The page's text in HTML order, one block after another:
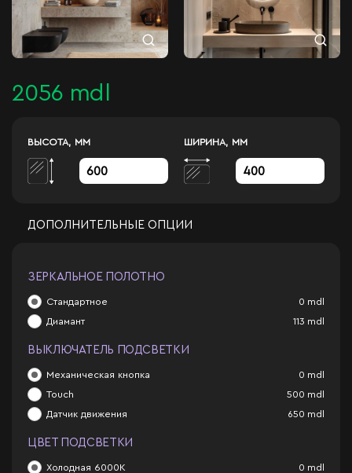
2056 mdl
ВЫСОТА, ММ ШИРИНА, ММ
ДОПОЛНИТЕЛЬНЫЕ ОПЦИИ
ЗЕРКАЛЬНОЕ ПОЛОТНО
Стандартное 0 mdl
Диамант 113 mdl
ВЫКЛЮЧАТЕЛЬ ПОДСВЕТКИ
Механическая кнопка 0 mdl
Touch 500 mdl
Датчик движения 650 mdl
ЦВЕТ ПОДСВЕТКИ
Холодная 6000К 0 mdl